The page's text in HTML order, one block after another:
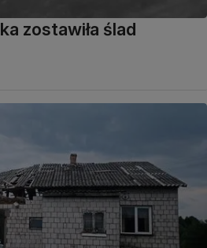
zostawiła ślad